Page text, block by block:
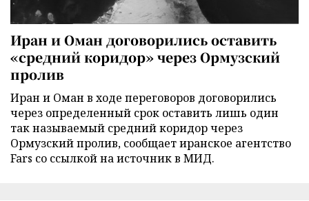
Иран и Оман договорились оставить
«средний коридор» через Ормузский
пролив
Иран и Оман в ходе переговоров договорились
через определенный срок оставить лишь один
так называемый средний коридор через
Ормузский пролив, сообщает иранское агентство
Fars со ссылкой на источник в МИД.